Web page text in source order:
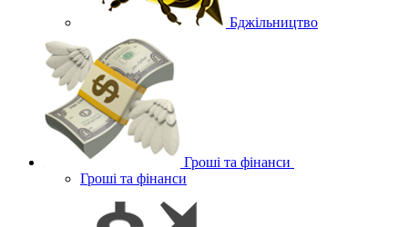
Бджільництво
Гроші та фінанси
Гроші та фінанси